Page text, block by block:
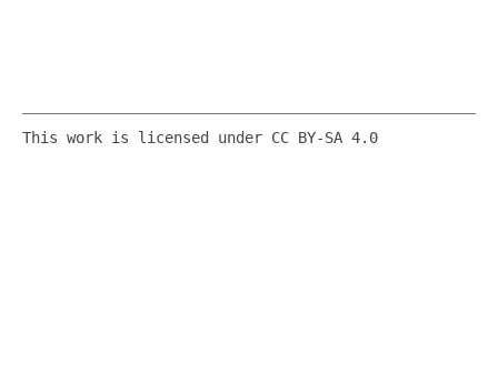
This work is licensed under CC BY-SA 4.0